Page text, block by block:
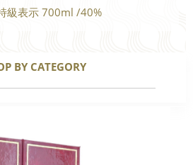
級表示 700ml /40%
BY CATEGORY